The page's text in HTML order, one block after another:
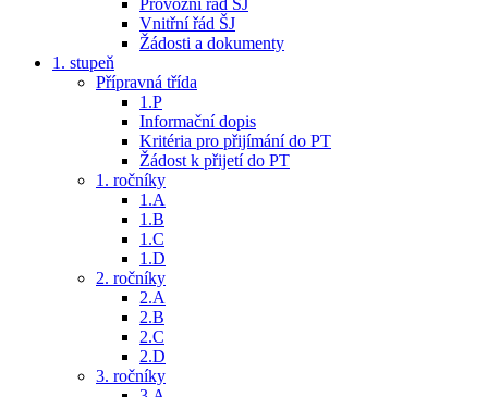
Provozní řád ŠJ
Vnitřní řád ŠJ
Žádosti a dokumenty
1. stupeň
Přípravná třída
1.P
Informační dopis
Kritéria pro přijímání do PT
Žádost k přijetí do PT
1. ročníky
1.A
1.B
1.C
1.D
2. ročníky
2.A
2.B
2.C
2.D
3. ročníky